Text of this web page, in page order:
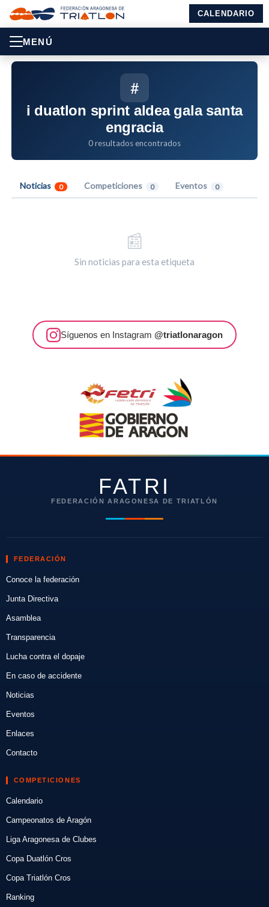
CALENDARIO
MENÚ
#
i duatlon sprint aldea gala santa
engracia
0 resultados encontrados
Noticias 0 Competiciones 0 Eventos 0
📰
Sin noticias para esta etiqueta
Síguenos en Instagram @triatlonaragon
FATRI
FEDERACIÓN ARAGONESA DE TRIATLÓN
FEDERACIÓN
Conoce la federación
Junta Directiva
Asamblea
Transparencia
Lucha contra el dopaje
En caso de accidente
Noticias
Eventos
Enlaces
Contacto
COMPETICIONES
Calendario
Campeonatos de Aragón
Liga Aragonesa de Clubes
Copa Duatlón Cros
Copa Triatlón Cros
Ranking